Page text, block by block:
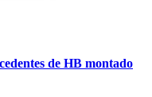
de HB montado